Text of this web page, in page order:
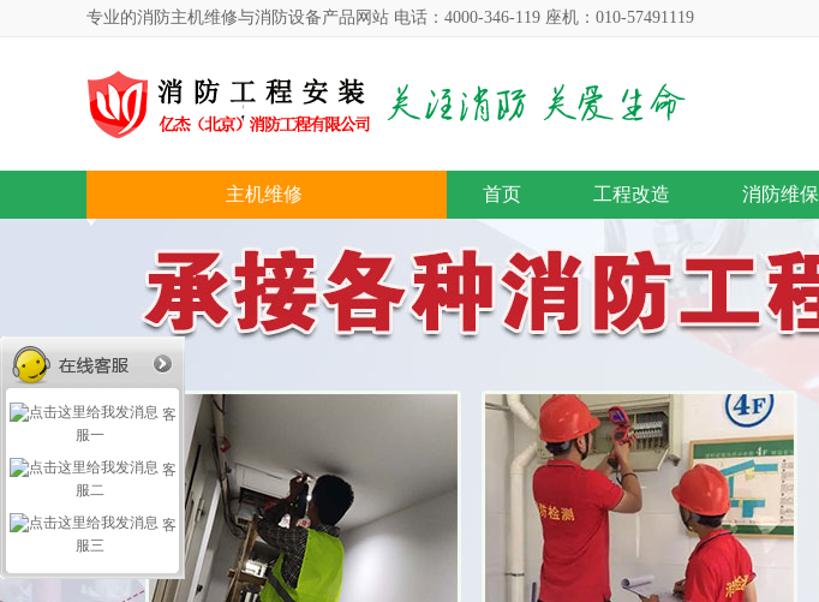
专业的消防主机维修与消防设备产品网站 电话：4000-346-119 座机：010-57491119
主机维修 首页 工程改造 消防维保
客
服一
客
服二
客
服三